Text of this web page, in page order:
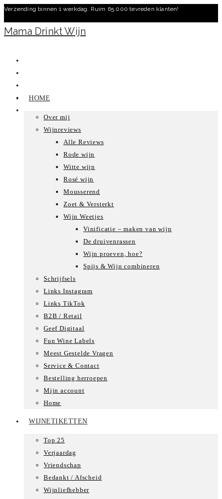
Ga
naar
inhoud
Verzending binnen 1 werkdag. Ruim 65.000 tevreden klanten!
Mama Drinkt Wijn
HOME
Over mij
Wijnreviews
Alle Reviews
Rode wijn
Witte wijn
Rosé wijn
Mousserend
Zoet & Versterkt
Wijn Weetjes
Vinificatie – maken van wijn
De druivenrassen
Wijn proeven, hoe?
Spijs & Wijn combineren
Schrijfsels
Links Instagram
Links TikTok
B2B / Retail
Geef Digitaal
Fun Wine Labels
Meest Gestelde Vragen
Service & Contact
Bestelling herroepen
Mijn account
Home
WIJNETIKETTEN
Top 25
Verjaardag
Vriendschap
Bedankt / Afscheid
Wijnliefhebber